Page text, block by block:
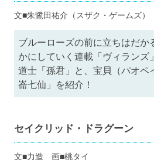
文■朱鷺田祐介（スザク・ゲームズ）
ブルーローズの前に立ちはだか
かにしていく連載「ヴィランズ
道士「孫君」と、宝貝（パオペ
崙七仙」を紹介！
セイクリッド・ドラグーン
文■力造 画■桃タイ